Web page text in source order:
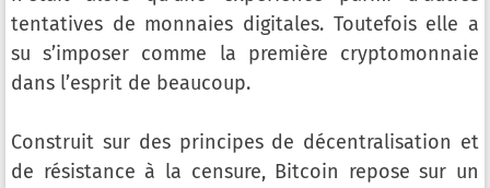
tentatives de monnaies digitales. Toutefois elle a
su s’imposer comme la première cryptomonnaie
dans l’esprit de beaucoup.
Construit sur des principes de décentralisation et
de résistance à la censure, Bitcoin repose sur un